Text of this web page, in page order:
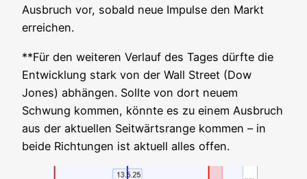
Aus­bruch vor, sobald neue Impul­se den Markt
erreichen.
**Für den wei­te­ren Ver­lauf des Tages dürf­te die
Ent­wick­lung stark von der Wall Street (Dow
Jones) abhän­gen. Soll­te von dort neu­em
Schwung kom­men, könn­te es zu einem Aus­bruch
aus der aktu­el­len Seit­wärts­ran­ge kom­men – in
bei­de Rich­tun­gen ist aktu­ell alles offen.